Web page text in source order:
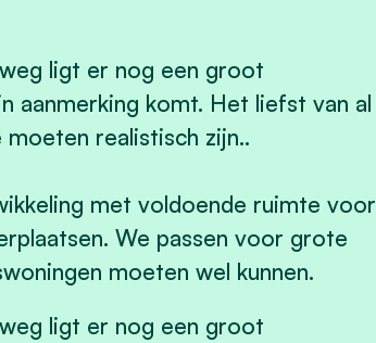
ligt er nog een groot
aanmerking komt. Het liefst van al
realistisch zijn..
met voldoende ruimte voor
We passen voor grote
moeten wel kunnen.
ligt er nog een groot